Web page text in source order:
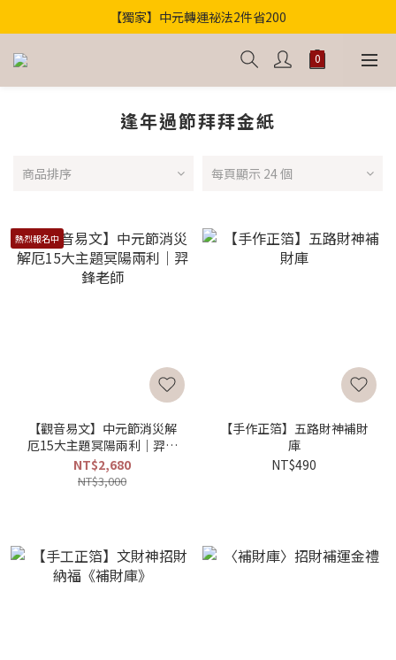
歡迎光臨！全店滿1000免運
【獨家】中元轉運祕法2件省200
歡迎光臨！全店滿1000免運
逢年過節拜拜金紙
商品排序 每頁顯示 24 個
熱烈報名中
【觀音易文】中元節消災解
厄15大主題冥陽兩利｜羿鋒
老師
NT$2,680
NT$3,000
【手作正箔】五路財神補財
庫
NT$490